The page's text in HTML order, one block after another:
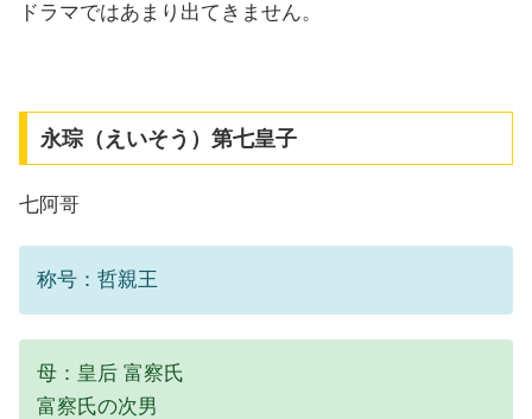
ドラマではあまり出てきません。
永琮（えいそう）第七皇子
七阿哥
称号：哲親王
母：皇后 富察氏
富察氏の次男